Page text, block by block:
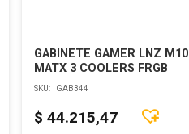
GABINETE GAMER LNZ M10
MATX 3 COOLERS FRGB
SKU: GAB344
$ 44.215,47